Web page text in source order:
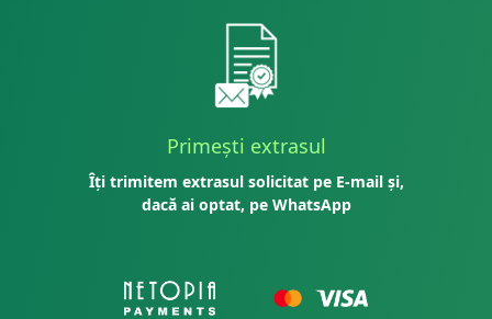
Primești extrasul
Îți trimitem extrasul solicitat pe E-mail și,
dacă ai optat, pe WhatsApp